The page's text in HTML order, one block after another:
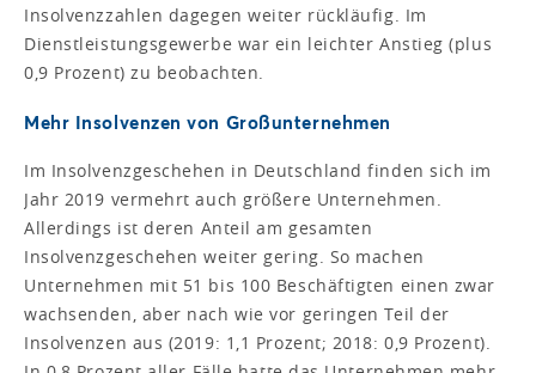
Insolvenzzahlen dagegen weiter rückläufig. Im
Dienstleistungsgewerbe war ein leichter Anstieg (plus
0,9 Prozent) zu beobachten.
Mehr Insolvenzen von Großunternehmen
Im Insolvenzgeschehen in Deutschland finden sich im
Jahr 2019 vermehrt auch größere Unternehmen.
Allerdings ist deren Anteil am gesamten
Insolvenzgeschehen weiter gering. So machen
Unternehmen mit 51 bis 100 Beschäftigten einen zwar
wachsenden, aber nach wie vor geringen Teil der
Insolvenzen aus (2019: 1,1 Prozent; 2018: 0,9 Prozent).